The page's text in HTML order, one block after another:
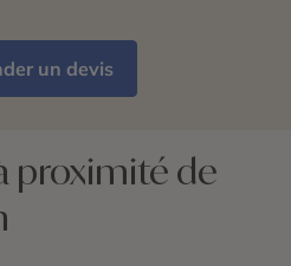
un devis
proximité de